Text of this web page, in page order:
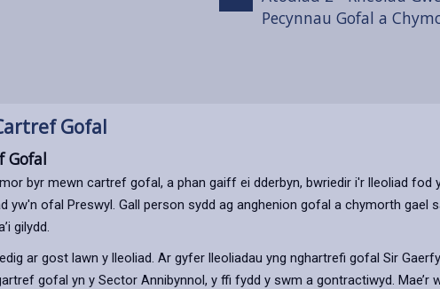
Pecynnau Gofal a
Gofal
Gofal
byr mewn cartref gofal, a phan gaiff ei dderbyn, bwriedir i'r lleoliad fod
ofal Preswyl. Gall person sydd ag anghenion gofal a chymorth gael
gilydd.
ar gost lawn y lleoliad. Ar gyfer lleoliadau yng nghartrefi gofal Sir
gofal yn y Sector Annibynnol, y ffi fydd y swm a gontractiwyd. Mae’r